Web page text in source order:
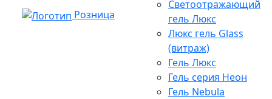
Розница
Светоотражающий
гель Люкс
Люкс гель Glass
(витраж)
Гель Люкс
Гель серия Неон
Гель Nebula